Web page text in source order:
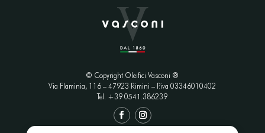
© Copyright Oleifici Vasconi ®
Via Flaminia, 116 – 47923 Rimini– P.iva 03346010402
Tel. +39 0541.386239